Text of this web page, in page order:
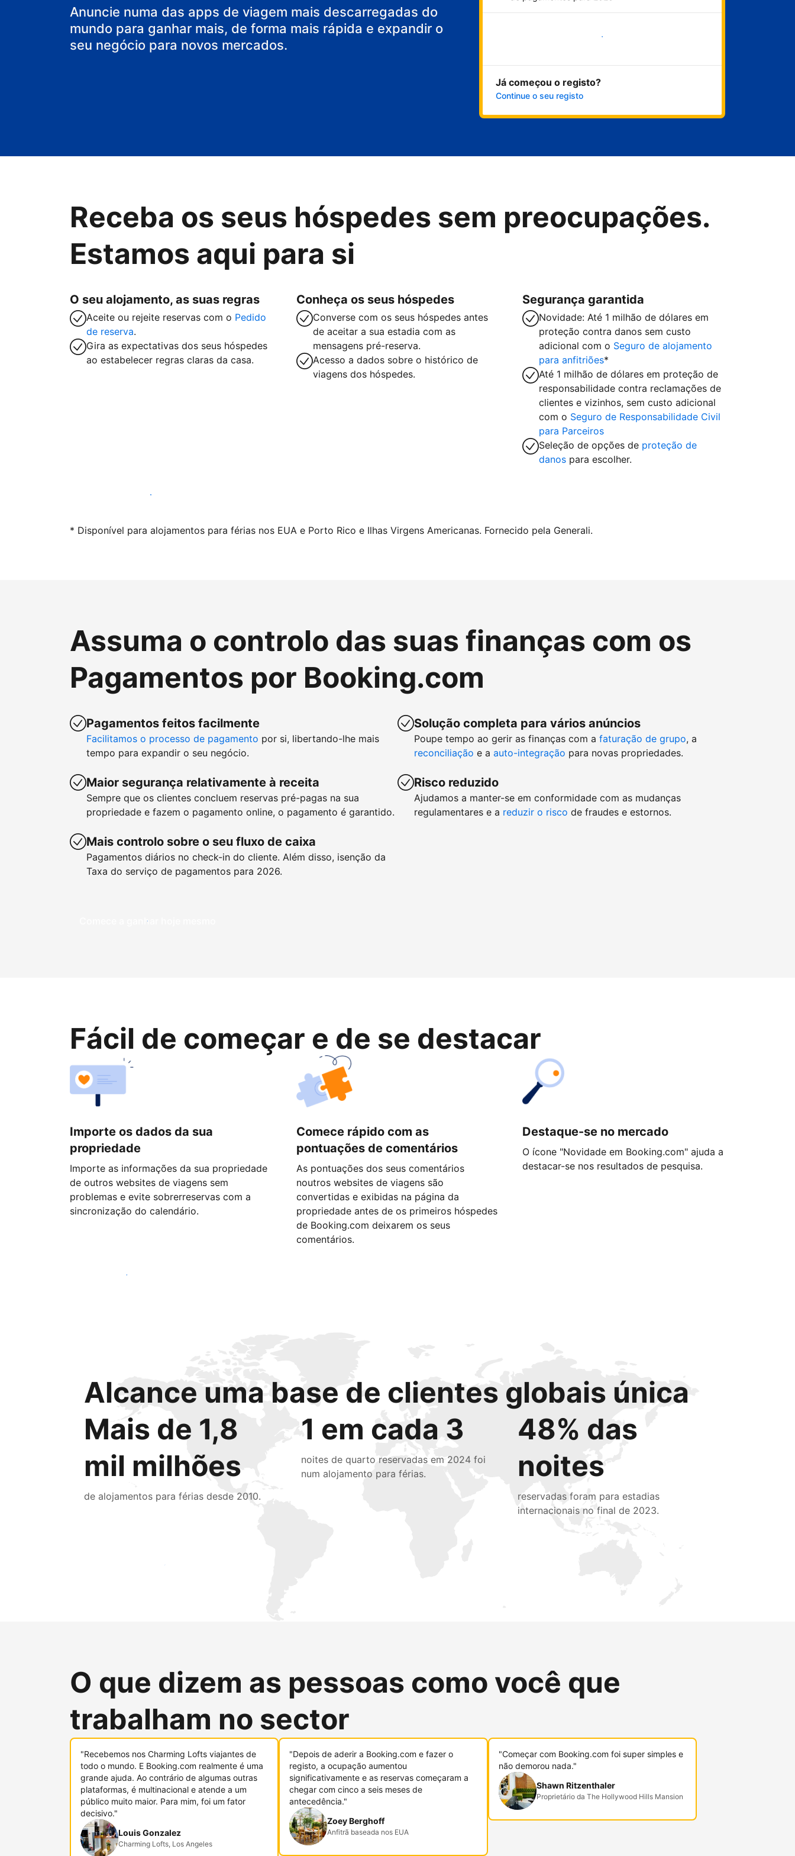
Anuncie numa das apps de viagem mais descarregadas do
mundo para ganhar mais, de forma mais rápida e expandir o
seu negócio para novos mercados.
Comece já
Já começou o registo?
Continue o seu registo
Receba os seus hóspedes sem preocupações.
Estamos aqui para si
O seu alojamento, as suas regras
Aceite ou rejeite reservas com o Pedido
de reserva.
Gira as expectativas dos seus hóspedes
ao estabelecer regras claras da casa.
Conheça os seus hóspedes
Converse com os seus hóspedes antes
de aceitar a sua estadia com as
mensagens pré-reserva.
Acesso a dados sobre o histórico de
viagens dos hóspedes.
Segurança garantida
Novidade: Até 1 milhão de dólares em
proteção contra danos sem custo
adicional com o Seguro de alojamento
para anfitriões*
Até 1 milhão de dólares em proteção de
responsabilidade contra reclamações de
clientes e vizinhos, sem custo adicional
com o Seguro de Responsabilidade Civil
para Parceiros
Seleção de opções de proteção de
danos para escolher.
Anuncie connosco hoje mesmo
* Disponível para alojamentos para férias nos EUA e Porto Rico e Ilhas Virgens Americanas. Fornecido pela Generali.
Assuma o controlo das suas finanças com os
Pagamentos por Booking.com
Pagamentos feitos facilmente
Facilitamos o processo de pagamento por si, libertando-lhe mais
tempo para expandir o seu negócio.
Maior segurança relativamente à receita
Sempre que os clientes concluem reservas pré-pagas na sua
propriedade e fazem o pagamento online, o pagamento é garantido.
Mais controlo sobre o seu fluxo de caixa
Pagamentos diários no check-in do cliente. Além disso, isenção da
Taxa do serviço de pagamentos para 2026.
Solução completa para vários anúncios
Poupe tempo ao gerir as finanças com a faturação de grupo, a
reconciliação e a auto-integração para novas propriedades.
Risco reduzido
Ajudamos a manter-se em conformidade com as mudanças
regulamentares e a reduzir o risco de fraudes e estornos.
Comece a ganhar hoje mesmo
Fácil de começar e de se destacar
Importe os dados da sua
propriedade
Importe as informações da sua propriedade
de outros websites de viagens sem
problemas e evite sobrerreservas com a
sincronização do calendário.
Comece rápido com as
pontuações de comentários
As pontuações dos seus comentários
noutros websites de viagens são
convertidas e exibidas na página da
propriedade antes de os primeiros hóspedes
de Booking.com deixarem os seus
comentários.
Destaque-se no mercado
O ícone "Novidade em Booking.com" ajuda a
destacar-se nos resultados de pesquisa.
Comece hoje mesmo
Alcance uma base de clientes globais única
Mais de 1,8
mil milhões
de alojamentos para férias desde 2010.
1 em cada 3
noites de quarto reservadas em 2024 foi
num alojamento para férias.
48% das
noites
reservadas foram para estadias
internacionais no final de 2023.
Chegue hoje mesmo a novas pessoas
O que dizem as pessoas como você que
trabalham no sector
"Recebemos nos Charming Lofts viajantes de
todo o mundo. E Booking.com realmente é uma
grande ajuda. Ao contrário de algumas outras
plataformas, é multinacional e atende a um
público muito maior. Para mim, foi um fator
decisivo."
Louis Gonzalez
Charming Lofts, Los Angeles
"Depois de aderir a Booking.com e fazer o
registo, a ocupação aumentou
significativamente e as reservas começaram a
chegar com cinco a seis meses de
antecedência."
Zoey Berghoff
Anfitrã baseada nos EUA
"Começar com Booking.com foi super simples e
não demorou nada."
Shawn Ritzenthaler
Proprietário da The Hollywood Hills Mansion